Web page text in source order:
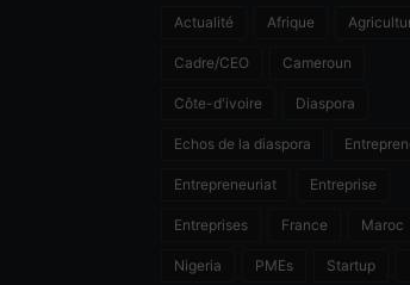
Actualité Afrique
Cadre/CEO Cameroun
Côte-d'ivoire Diaspora
Echos de la diaspora
Entrepreneuriat Entreprise
Entreprises France Maroc
Nigeria PMEs Startup